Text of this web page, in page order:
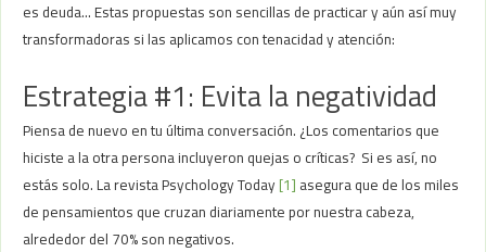
es deuda… Estas propuestas son sencillas de practicar y aún así muy
transformadoras si las aplicamos con tenacidad y atención:
Estrategia #1: Evita la negatividad
Piensa de nuevo en tu última conversación. ¿Los comentarios que
hiciste a la otra persona incluyeron quejas o críticas? Si es así, no
estás solo. La revista Psychology Today [1] asegura que de los miles
de pensamientos que cruzan diariamente por nuestra cabeza,
alrededor del 70% son negativos.